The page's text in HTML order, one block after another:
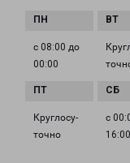
с 08:00 до
00:00
Круглосу­
точно
с
16:00